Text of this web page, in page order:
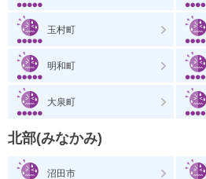
玉村町
明和町
大泉町
北部(みなかみ)
沼田市